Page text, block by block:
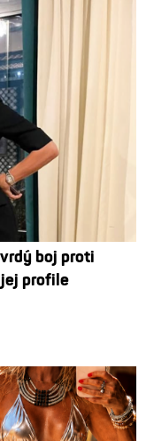
boj proti
jej profile